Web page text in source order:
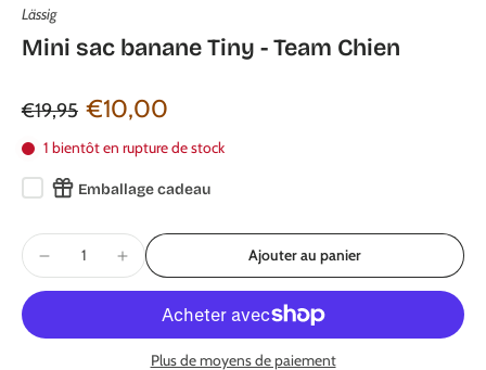
Lässig
Mini sac banane Tiny - Team Chien
€19,95 €10,00
1 bientôt en rupture de stock
Emballage cadeau
Ajouter au panier
Plus de moyens de paiement